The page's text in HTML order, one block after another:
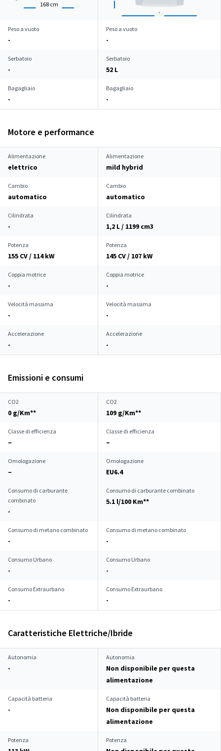
168 cm
-
Peso a vuoto
-
Peso a vuoto
-
Serbatoio
-
Serbatoio
52 L
Bagagliaio
-
Bagagliaio
-
Motore e performance
Alimentazione
elettrico
Alimentazione
mild hybrid
Cambio
automatico
Cambio
automatico
Cilindrata
-
Cilindrata
1,2 L / 1199 cm3
Potenza
155 CV / 114 kW
Potenza
145 CV / 107 kW
Coppia motrice
-
Coppia motrice
-
Velocità massima
-
Velocità massima
-
Accelerazione
-
Accelerazione
-
Emissioni e consumi
CO2
0 g/Km**
CO2
109 g/Km**
Classe di efficienza
–
Classe di efficienza
–
Omologazione
–
Omologazione
EU6.4
Consumo di carburante
combinato
-
Consumo di carburante combinato
5.1 l/100 Km**
Consumo di metano combinato
-
Consumo di metano combinato
-
Consumo Urbano
-
Consumo Urbano
-
Consumo Extraurbano
-
Consumo Extraurbano
-
Caratteristiche Elettriche/Ibride
Autonomia
-
Autonomia
Non disponibile per questa
alimentazione
Capacità batteria
-
Capacità batteria
Non disponibile per questa
alimentazione
Potenza Potenza